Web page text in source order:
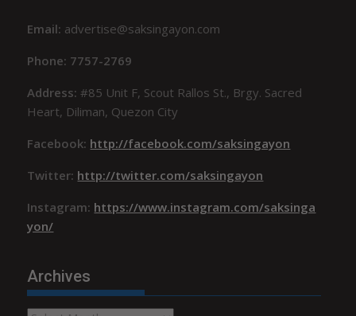
Email: advertise@saksingayon.com
Phone: 7757-2769
Address:#85 Unit F, Scout Rallos St., Brgy. Sacred
Heart, Diliman, Quezon City
Facebook: http://facebook.com/saksingayon
Twitter: http://twitter.com/saksingayon
Instagram: https://www.instagram.com/saksinga
yon/
Archives